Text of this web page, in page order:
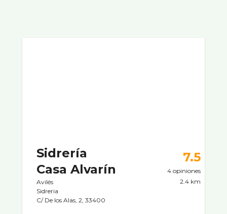
Sidrerí­a
Casa Alvarí­n
Avilés
Sidreria
C/ De los Alas, 2, 33400
7.5
4 opiniones
2.4 km